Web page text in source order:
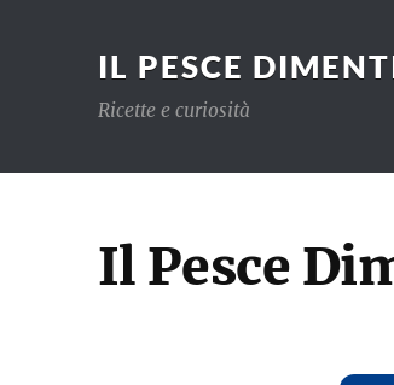
IL PESCE
Ricette e curiosità
Il Pesce